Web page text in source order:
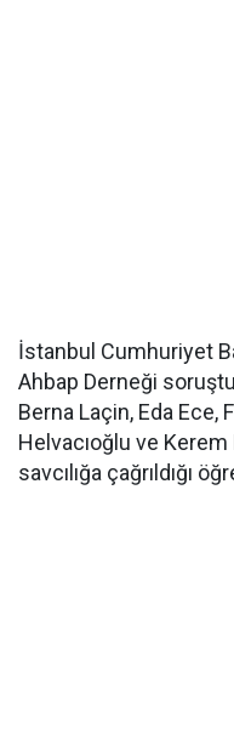
İstanbul Cumhuriyet
Ahbap Derneği
Berna Laçin, Eda Ece,
Helvacıoğlu ve
savcılığa çağrıldığı